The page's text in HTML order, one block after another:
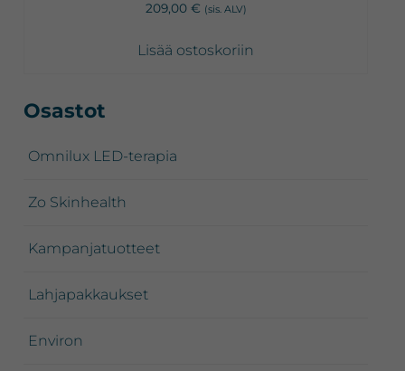
209,00 € (sis. ALV)
Lisää ostoskoriin
Ensisijainen
Osastot
Omnilux LED-terapia
Zo Skinhealth
Kampanjatuotteet
Lahjapakkaukset
Environ